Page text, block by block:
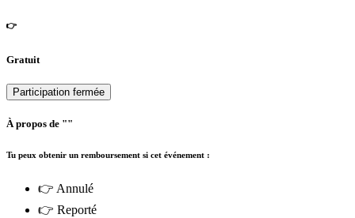
👉
Gratuit
Participation fermée
À propos de ""
Tu peux obtenir un remboursement si cet événement :
👉 Annulé
👉 Reporté